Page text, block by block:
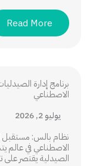
Read More
برنامج إدارة
الاصطناعي
يوليو 2, 2026
نظام بالس: مستقبل
الاصطناعي في عالم
الصيدلية يقتصر